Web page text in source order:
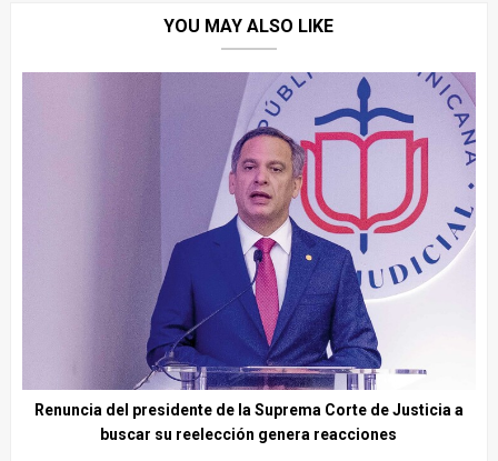
YOU MAY ALSO LIKE
Renuncia del presidente de la Suprema Corte de Justicia a
buscar su reelección genera reacciones